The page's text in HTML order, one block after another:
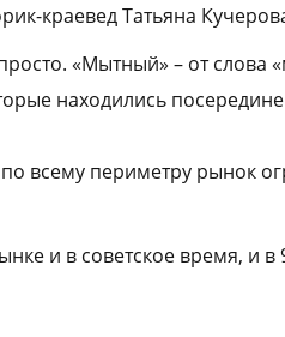
краевед Татьяна
«Мытный» – от слова
находились
по всему периметру рынок
и в советское время, и в